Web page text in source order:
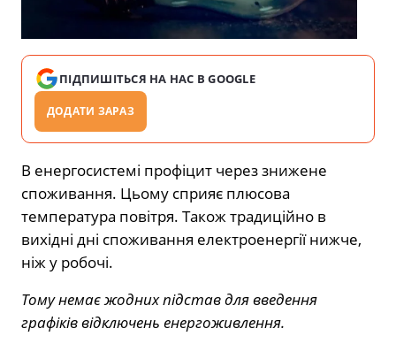
ПІДПИШІТЬСЯ НА НАС В GOOGLE
ДОДАТИ ЗАРАЗ
В енергосистемі профіцит через знижене
споживання. Цьому сприяє плюсова
температура повітря. Також традиційно в
вихідні дні споживання електроенергії нижче,
ніж у робочі.
Тому немає жодних підстав для введення
графіків відключень енергоживлення.